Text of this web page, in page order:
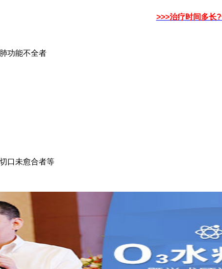
>>>治疗时间多长
功能不全者
口未愈合者等